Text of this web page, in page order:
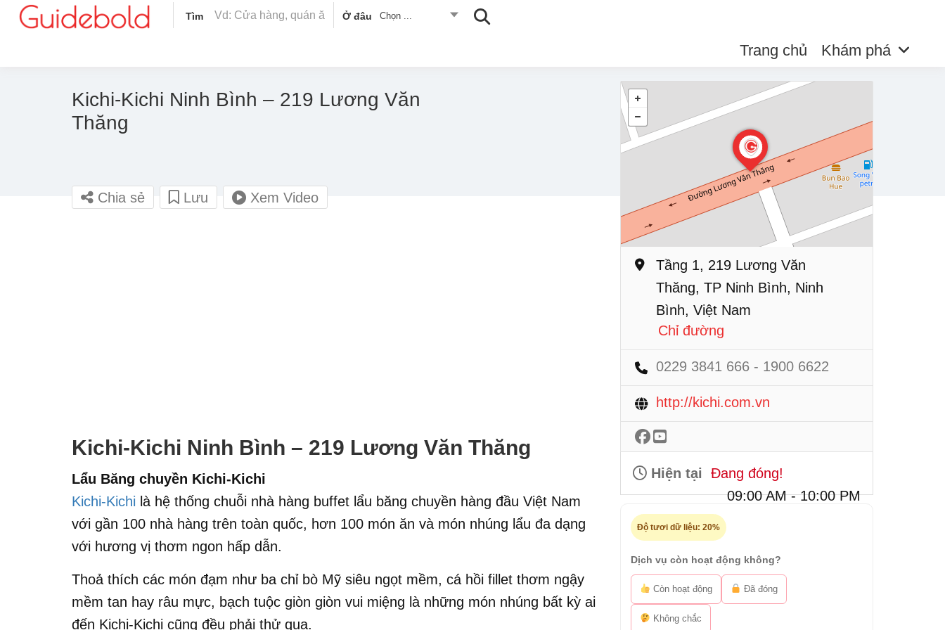
Tìm Ở đâu Chọn ...
Trang chủ Khám phá
Kichi-Kichi Ninh Bình – 219 Lương Văn
Thăng
Chia sẻ Lưu Xem Video
Kichi-Kichi Ninh Bình – 219 Lương Văn Thăng
Lẩu Băng chuyền Kichi-Kichi
Kichi-Kichi là hệ thống chuỗi nhà hàng buffet lẩu băng chuyền hàng đầu Việt Nam
với gần 100 nhà hàng trên toàn quốc, hơn 100 món ăn và món nhúng lẩu đa dạng
với hương vị thơm ngon hấp dẫn.
Thoả thích các món đạm như ba chỉ bò Mỹ siêu ngọt mềm, cá hồi fillet thơm ngậy
mềm tan hay râu mực, bạch tuộc giòn giòn vui miệng là những món nhúng bất kỳ ai
đến Kichi-Kichi cũng đều phải thử qua.
Tầng 1, 219 Lương Văn
Thăng, TP Ninh Bình, Ninh
Bình, Việt Nam
Chỉ đường
0229 3841 666 - 1900 6622
http://kichi.com.vn
Hiện tại
Đang đóng!
09:00 AM - 10:00 PM
Độ tươi dữ liệu: 20%
Dịch vụ còn hoạt động không?
Còn hoạt động Đã đóng
Không chắc